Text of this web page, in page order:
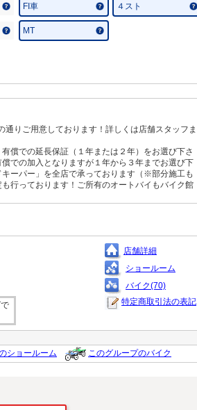
FI車 ４スト
MT
りご用意しております！詳しくは店舗スタッフま
償での延長保証（１年または２年）をお選び下さ
での加入となりますが１年から３年までお選び下
ーパー」を全店で承っております（※部分施工も
行っております！ご所有のオートバイもバイク館
店舗詳細
ショールーム
バイク(70)
特定商取引法の表記
ショールーム このグループのバイク